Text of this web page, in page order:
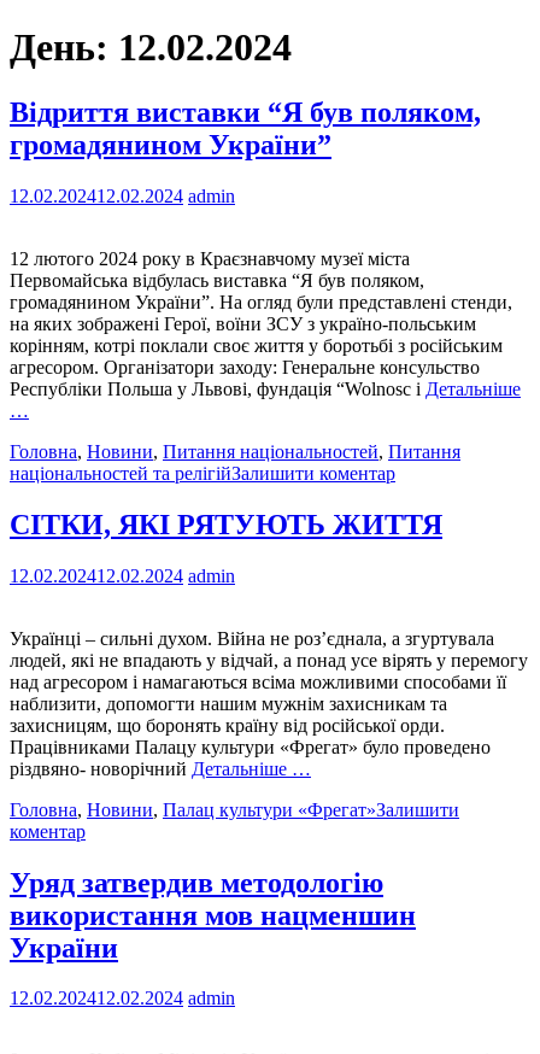
День: 12.02.2024
Відриття виставки “Я був поляком,
громадянином України”
12.02.202412.02.2024 admin
12 лютого 2024 року в Краєзнавчому музеї міста
Первомайська відбулась виставка “Я був поляком,
громадянином України”. На огляд були представлені стенди,
на яких зображені Герої, воїни ЗСУ з україно-польським
корінням, котрі поклали своє життя у боротьбі з російським
агресором. Організатори заходу: Генеральне консульство
Республіки Польша у Львові, фундація “Wolnosc i Детальніше
…
Головна, Новини, Питання національностей, Питання
національностей та релігійЗалишити коментар
СІТКИ, ЯКІ РЯТУЮТЬ ЖИТТЯ
12.02.202412.02.2024 admin
Українці – сильні духом. Війна не роз’єднала, а згуртувала
людей, які не впадають у відчай, а понад усе вірять у перемогу
над агресором і намагаються всіма можливими способами її
наблизити, допомогти нашим мужнім захисникам та
захисницям, що боронять країну від російської орди.
Працівниками Палацу культури «Фрегат» було проведено
різдвяно- новорічний Детальніше …
Головна, Новини, Палац культури «Фрегат»Залишити
коментар
Уряд затвердив методологію
використання мов нацменшин
України
12.02.202412.02.2024 admin